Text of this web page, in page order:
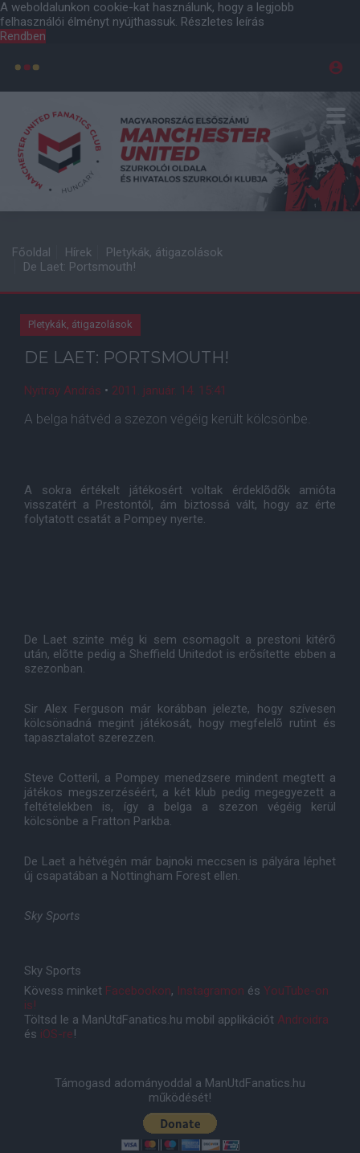
A weboldalunkon cookie-kat használunk, hogy a legjobb
felhasználói élményt nyújthassuk. Részletes leírás
Rendben
Főoldal Hírek
Pletykák, átigazolások
De Laet: Portsmouth!
Pletykák, átigazolások
DE LAET: PORTSMOUTH!
Nyitray András • 2011. január. 14. 15:41
A belga hátvéd a szezon végéig került kölcsönbe.
A sokra értékelt játékosért voltak érdeklõdõk amióta
visszatért a Prestontól, ám biztossá vált, hogy az érte
folytatott csatát a Pompey nyerte.
De Laet szinte még ki sem csomagolt a prestoni kitérõ
után, elõtte pedig a Sheffield Unitedot is erõsítette ebben a
szezonban.
Sir Alex Ferguson már korábban jelezte, hogy szívesen
kölcsönadná megint játékosát, hogy megfelelõ rutint és
tapasztalatot szerezzen.
Steve Cotteril, a Pompey menedzsere mindent megtett a
játékos megszerzéséért, a két klub pedig megegyezett a
feltételekben is, így a belga a szezon végéig kerül
kölcsönbe a Fratton Parkba.
De Laet a hétvégén már bajnoki meccsen is pályára léphet
új csapatában a Nottingham Forest ellen.
Sky Sports
Sky Sports
Kövess minket Facebookon, Instagramon és YouTube-on
is!
Töltsd le a ManUtdFanatics.hu mobil applikációt Androidra
és iOS-re!
Támogasd adományoddal a ManUtdFanatics.hu
működését!